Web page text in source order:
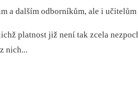
a dalším odborníkům, ale i
platnost již není tak zcela
nich...